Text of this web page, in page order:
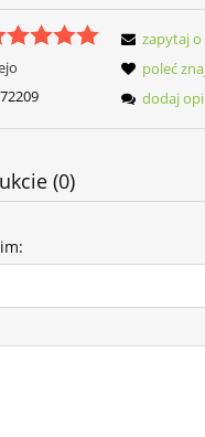
zapytaj
poleć
dodaj
(0)